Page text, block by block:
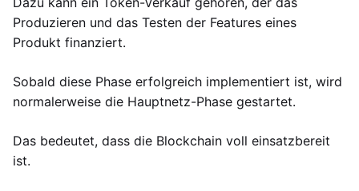
Produzieren und das Testen der Features eines
Produkt finanziert.
Sobald diese Phase erfolgreich implementiert ist, wird
normalerweise die Hauptnetz-Phase gestartet.
Das bedeutet, dass die Blockchain voll einsatzbereit
ist.